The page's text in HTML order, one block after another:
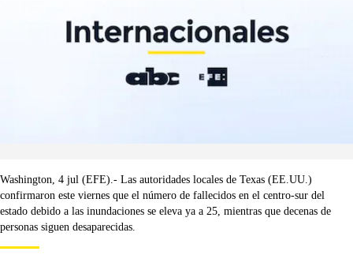
Washington, 4 jul (EFE).- Las autoridades locales de Texas (EE.UU.)
confirmaron este viernes que el número de fallecidos en el centro-sur del
estado debido a las inundaciones se eleva ya a 25, mientras que decenas de
personas siguen desaparecidas.